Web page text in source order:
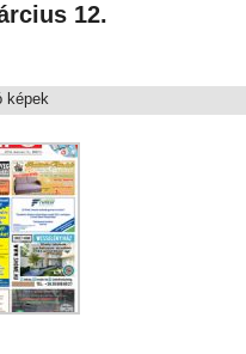
12.
képek